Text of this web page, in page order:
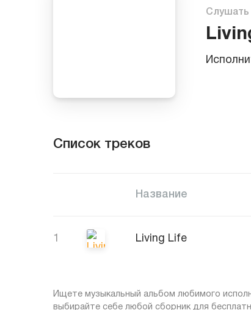
Слушать
Список треков
Название
1 Living Life
Ищете музыкальный альбом любимого
выбирайте себе любой сборник для